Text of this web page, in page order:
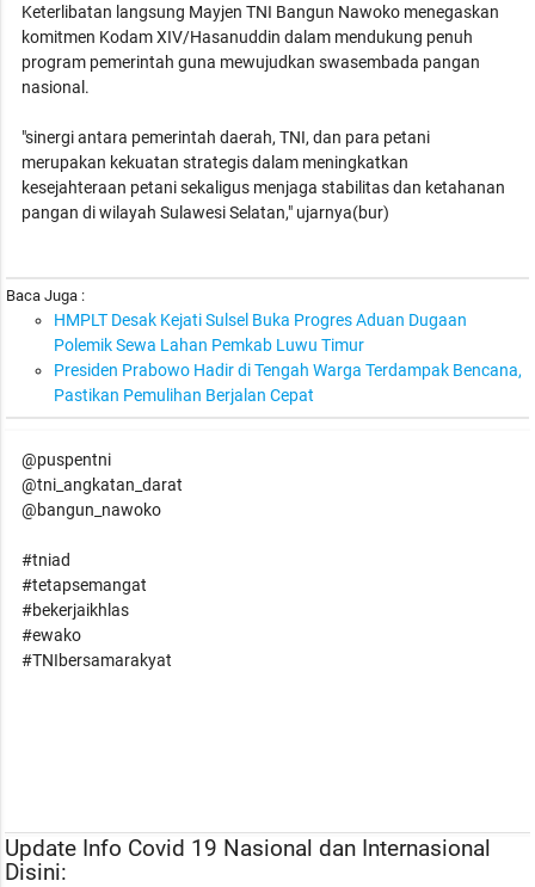
Keterlibatan langsung Mayjen TNI Bangun Nawoko menegaskan
komitmen Kodam XIV/Hasanuddin dalam mendukung penuh
program pemerintah guna mewujudkan swasembada pangan
nasional.
"sinergi antara pemerintah daerah, TNI, dan para petani
merupakan kekuatan strategis dalam meningkatkan
kesejahteraan petani sekaligus menjaga stabilitas dan ketahanan
pangan di wilayah Sulawesi Selatan," ujarnya(bur)
Baca Juga :
HMPLT Desak Kejati Sulsel Buka Progres Aduan Dugaan
Polemik Sewa Lahan Pemkab Luwu Timur
Presiden Prabowo Hadir di Tengah Warga Terdampak Bencana,
Pastikan Pemulihan Berjalan Cepat
@puspentni
@tni_angkatan_darat
@bangun_nawoko
#tniad
#tetapsemangat
#bekerjaikhlas
#ewako
#TNIbersamarakyat
Update Info Covid 19 Nasional dan Internasional
Disini: